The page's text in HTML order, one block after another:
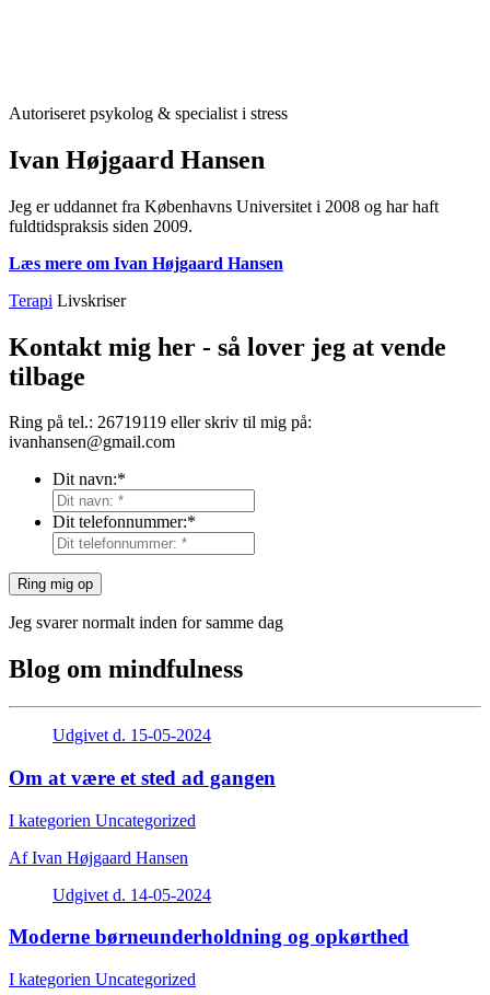
Autoriseret psykolog & specialist i stress
Ivan Højgaard Hansen
Jeg er uddannet fra Københavns Universitet i 2008 og har haft
fuldtidspraksis siden 2009.
Læs mere om Ivan Højgaard Hansen
Terapi Livskriser
Kontakt mig her - så lover jeg at vende
tilbage
Ring på tel.: 26719119 eller skriv til mig på:
ivanhansen@gmail.com
Dit navn:*
Dit telefonnummer:*
Jeg svarer normalt inden for samme dag
Blog om mindfulness
Udgivet d. 15-05-2024
Om at være et sted ad gangen
I kategorien Uncategorized
AfIvan Højgaard Hansen
Udgivet d. 14-05-2024
Moderne børneunderholdning og opkørthed
I kategorien Uncategorized